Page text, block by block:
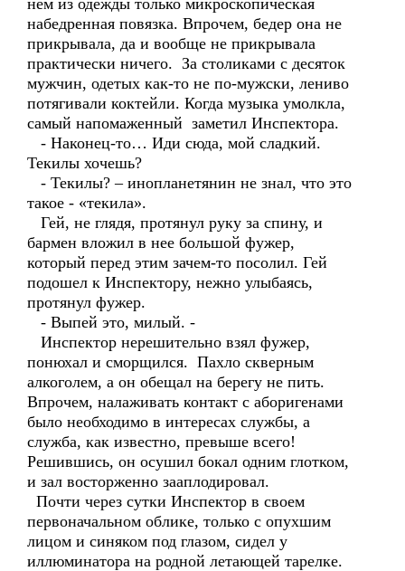
нем из одежды только микроскопическая
набедренная повязка. Впрочем, бедер она не
прикрывала, да и вообще не прикрывала
практически ничего. За столиками с десяток
мужчин, одетых как-то не по-мужски, лениво
потягивали коктейли. Когда музыка умолкла,
самый напомаженный заметил Инспектора.
- Наконец-то… Иди сюда, мой сладкий.
Текилы хочешь?
- Текилы? – инопланетянин не знал, что это
такое - «текила».
Гей, не глядя, протянул руку за спину, и
бармен вложил в нее большой фужер,
который перед этим зачем-то посолил. Гей
подошел к Инспектору, нежно улыбаясь,
протянул фужер.
- Выпей это, милый. -
Инспектор нерешительно взял фужер,
понюхал и сморщился. Пахло скверным
алкоголем, а он обещал на берегу не пить.
Впрочем, налаживать контакт с аборигенами
было необходимо в интересах службы, а
служба, как известно, превыше всего!
Решившись, он осушил бокал одним глотком,
и зал восторженно зааплодировал.
Почти через сутки Инспектор в своем
первоначальном облике, только с опухшим
лицом и синяком под глазом, сидел у
иллюминатора на родной летающей тарелке.